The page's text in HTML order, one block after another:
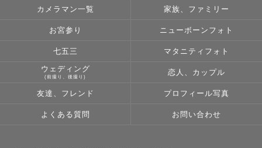
カメラマン一覧 家族、ファミリー
お宮参り ニューボーンフォト
七五三 マタニティフォト
ウェディング
(前撮り、後撮り)
恋人、カップル
友達、フレンド プロフィール写真
よくある質問 お問い合わせ